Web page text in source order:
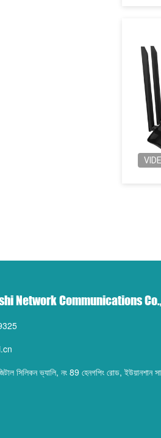
Network Communications
সিলিকন ভ্যালি, নং 89 হেনগপিং রোড, ইউয়ানশান